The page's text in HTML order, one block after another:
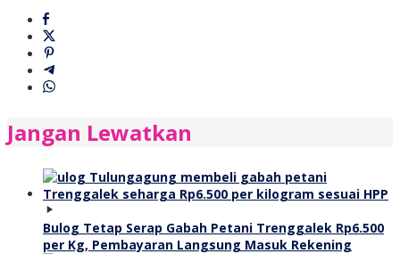
Jangan Lewatkan
Bulog Tetap Serap Gabah Petani Trenggalek Rp6.500
per Kg, Pembayaran Langsung Masuk Rekening